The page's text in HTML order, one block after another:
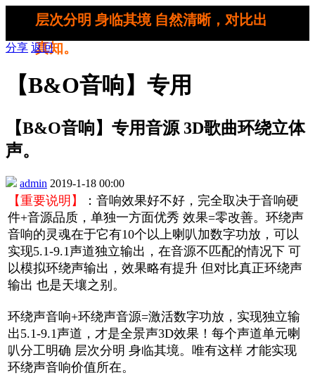
层次分明 身临其境 自然清晰，对比出
真知。
分享 返回
【B&O音响】专用
【B&O音响】专用音源 3D歌曲环绕立体
声。
admin 2019-1-18 00:00
【重要说明】
：音响效果好不好，完全取决于音响硬
件+音源品质，单独一方面优秀 效果=零改善。环绕声
音响的灵魂在于它有10个以上喇叭加数字功放，可以
实现5.1-9.1声道独立输出，在音源不匹配的情况下 可
以模拟环绕声输出，效果略有提升 但对比真正环绕声
输出 也是天壤之别。
环绕声音响+环绕声音源=激活数字功放，实现独立输
出5.1-9.1声道，才是全景声3D效果！每个声道单元喇
叭分工明确 层次分明 身临其境。唯有这样 才能实现
环绕声音响价值所在。